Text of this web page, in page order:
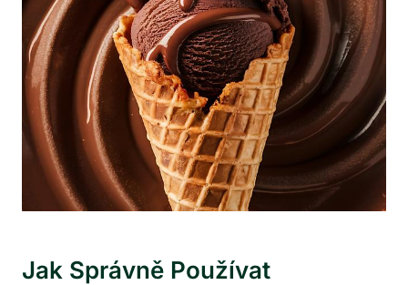
Jak Správně Používat